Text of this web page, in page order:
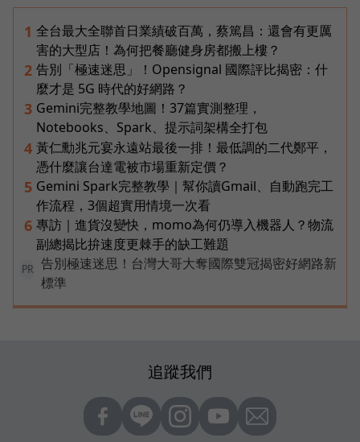
1 全台最大全聯首日業績破百萬，蔡篤昌：還會有更厲
害的大型店！為何把餐廳健身房都搬上樓？
2 告別「極速迷思」！Opensignal 國際評比揭密：什
麼才是 5G 時代的好網路？
3 Gemini完整教學地圖！37篇實測整理，
Notebooks、Spark、提示詞架構全打包
4 黃仁勳兆元宴永遠站最後一排！最低調的二代鄭平，
憑什麼讓台達電被市場重新定價？
5 Gemini Spark完整教學｜幫你讀Gmail、自動跑完工
作流程，3個超實用情境一次看
6 專訪｜進貨沒變快，momo為何仍導入機器人？物流
副總揭比拚速度更棘手的缺工難題
PR
告別極速迷思！台灣大哥大奪國際雙冠揭密好網路新
標準
追蹤我們